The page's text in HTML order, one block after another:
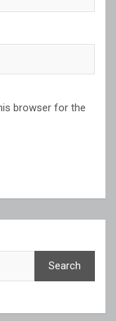
browser for the
Search